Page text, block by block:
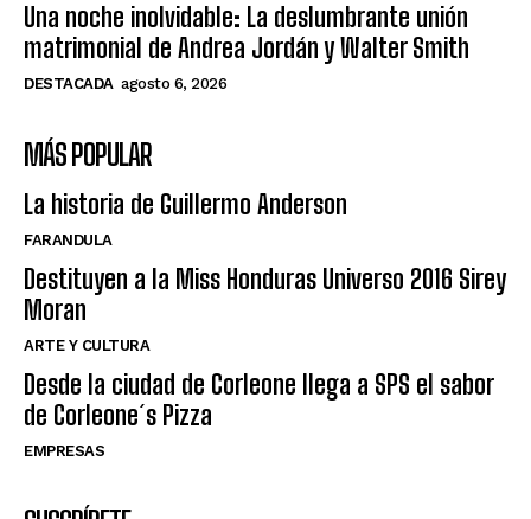
Una noche inolvidable: La deslumbrante unión
matrimonial de Andrea Jordán y Walter Smith
DESTACADA agosto 6, 2026
MÁS POPULAR
La historia de Guillermo Anderson
FARANDULA
Destituyen a la Miss Honduras Universo 2016 Sirey
Moran
ARTE Y CULTURA
Desde la ciudad de Corleone llega a SPS el sabor
de Corleone´s Pizza
EMPRESAS